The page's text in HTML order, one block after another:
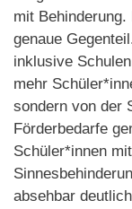
mit
genaue
inklusive
mehr
sondern von der
Förderbedarfe
Schüler*innen
absehbar